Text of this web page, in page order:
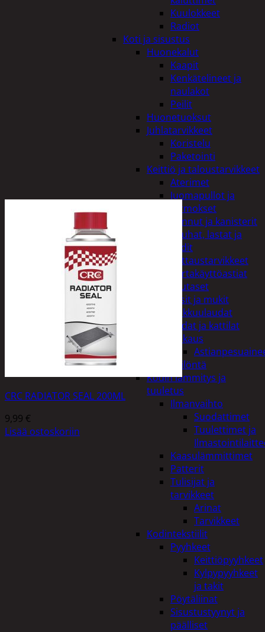
Kuulokkeet
Radiot
Koti ja sisustus
Huonekalut
Kaapit
Kenkätelineet ja
naulakot
Peilit
Huonetuoksut
Juhlatarvikkeet
Koristelu
Paketointi
Keittiö ja taloustarvikkeet
Aterimet
Juomapullot ja
termokset
Kannut ja kanisterit
Kauhat, lastat ja
sudit
Kattaustarvikkeet
Kertakäyttöastiat
Lautaset
Lasit ja mukit
Leikkuulaudat
Padat ja kattilat
Tiskaus
Säilöntä
Kodin lämmitys ja
tuuletus
Ilmanvaihto
Suodattimet
Tuulettimet ja
Kaasulämmittimet
Patterit
Tulisijat ja
tarvikkeet
Arinat
Tarvikkeet
Kodintekstiilit
Pyyhkeet
Keittiöpyyhkeet
Kylpypyyhkeet
ja takit
Pöytäliinat
Sisustustyynyt ja
päälliset
CRC RADIATOR SEAL 200ML
9,99 €
Lisää ostoskoriin